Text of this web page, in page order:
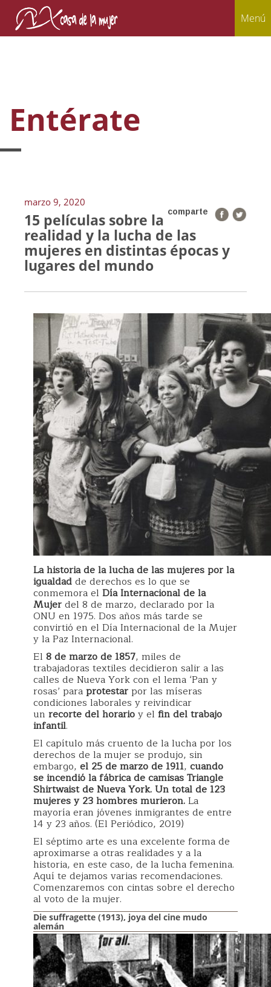
Menú
Entérate
marzo 9, 2020
comparte
15 películas sobre la
realidad y la lucha de las
mujeres en distintas épocas y
lugares del mundo
La historia de la lucha de las mujeres por la
igualdadde derechos es lo que se
conmemora el Día Internacional de la
Mujerdel 8 de marzo, declarado por la
ONU en 1975. Dos años más tarde se
convirtió en el Día Internacional de la Mujer
y la Paz Internacional.
El 8 de marzo de 1857, miles de
trabajadoras textiles decidieron salir a las
calles de Nueva York con el lema ‘Pan y
rosas’ paraprotestarpor las míseras
condiciones laborales y reivindicar
un recorte del horarioy el fin del trabajo
infantil.
El capítulo más cruento de la lucha por los
derechos de la mujer se produjo, sin
embargo, el 25 de marzo de 1911, cuando
se incendió la fábrica de camisas Triangle
Shirtwaist de Nueva York. Un total de 123
mujeres y 23 hombres murieron.La
mayoría eran jóvenes inmigrantes de entre
14 y 23 años. (El Periódico, 2019)
El séptimo arte es una excelente forma de
aproximarse a otras realidades y a la
historia, en este caso, de la lucha femenina.
Aquí te dejamos varias recomendaciones.
Comenzaremos con cintas sobre el derecho
al voto de la mujer.
Die suffragette (1913), joya del cine mudo
alemán